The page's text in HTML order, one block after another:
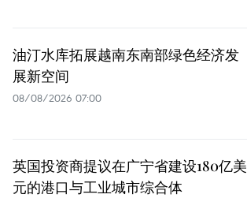
油汀水库拓展越南东南部绿色经济发
展新空间
08/08/2026 07:00
英国投资商提议在广宁省建设180亿美
元的港口与工业城市综合体